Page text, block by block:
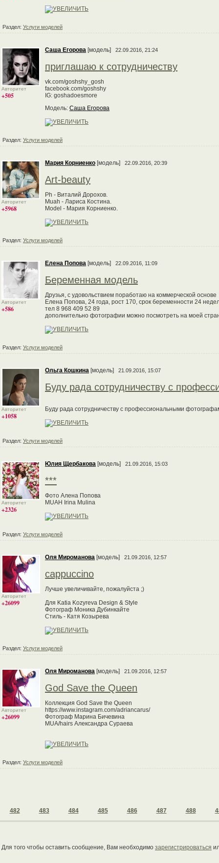
Раздел: Услуги моделей
Авторитет
+505
Саша Егорова [модель] 22.09.2016, 21:24
приглашаю к сотрудничеству
vk.com/goshshy_gosh
facebook.com/goshshy
IG: goshadoesmore
Модель: Саша Егорова
Раздел: Услуги моделей
Авторитет
+5968
Мария Корниенко [модель] 22.09.2016, 20:39
Art-beauty
Ph - Виталий Дорохов.
Muah - Лариса Костина.
Model - Мария Корниенко.
Раздел: Услуги моделей
Авторитет
+586
Елена Попова [модель] 22.09.2016, 11:09
Беременная модель
Друзья, с удовольствием поработаю на коммерческой основе
Елена Попова, 24 года, рост 170, срок беременности 24
тел 8 968 409 52 89
дополнительно фотографии можно посмотреть на моей
Раздел: Услуги моделей
Авторитет
+1058
Ольга Кошкина [модель] 21.09.2016, 15:07
Буду рада сотрудничеству с
Буду рада сотрудничеству с профессиональными
Раздел: Услуги моделей
Авторитет
+2326
Юлия Щербакова [модель] 21.09.2016, 15:03
***
Фото Алена Попова
MUAH Irina Mulina
Раздел: Услуги моделей
Авторитет
+26099
Оля Мироманова [модель] 21.09.2016, 12:57
cappuccino
Лучше увеличивайте, пожалуйста ;)
Для Katia Kozyreva Design & Style
Фотограф Моника Дубинкайте
Стиль - Катя Козырева
Раздел: Услуги моделей
Авторитет
+26099
Оля Мироманова [модель] 21.09.2016, 12:57
God Save the Queen
Коллекция God Save the Queen
https://www.instagram.com/adriancarus/
Фотограф Марина Бичевина
MUA/hairs Александра Сураева
Раздел: Услуги моделей
482 483 484 485 486 487 488
Для того чтобы оставить сообщение, Вам необходимо зарегистрироваться